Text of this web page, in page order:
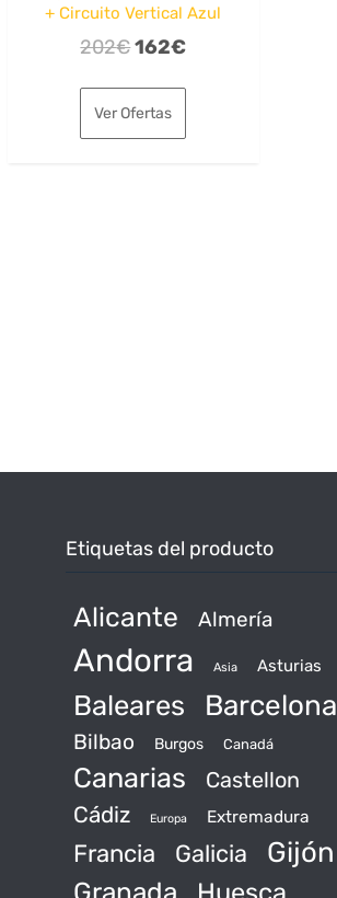
+ Circuito Vertical Azul
202€El
original
era:
162€El
es:
Ver Ofertas
Etiquetas del producto
Alicante Almería
Andorra Asia Asturias
Baleares Barcelona
Bilbao Burgos Canadá
Canarias
Castellon
Cádiz
Europa Extremadura
Francia Galicia Gijón